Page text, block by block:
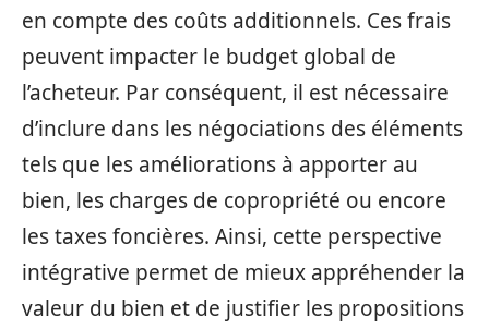
en compte des coûts additionnels. Ces frais
peuvent impacter le budget global de
l’acheteur. Par conséquent, il est nécessaire
d’inclure dans les négociations des éléments
tels que les améliorations à apporter au
bien, les charges de copropriété ou encore
les taxes foncières. Ainsi, cette perspective
intégrative permet de mieux appréhender la
valeur du bien et de justifier les propositions